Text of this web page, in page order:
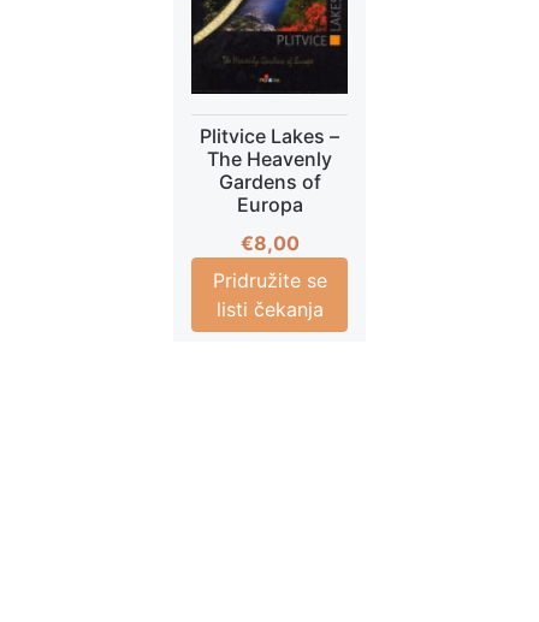
Plitvice Lakes –
The Heavenly
Gardens of
Europa
€8,00
Pridružite se
listi čekanja